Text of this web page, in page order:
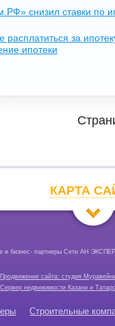
снизил ставки по
расплатиться за
ипотеки
КАРТА
и бизнес- партнеры Сети АН
Продвижение сайта: студия
Сервер недвижимости Казани и
Строительные